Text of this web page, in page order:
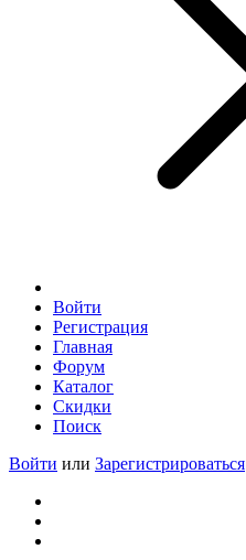
Войти
Регистрация
Главная
Форум
Каталог
Скидки
Поиск
Войти или Зарегистрироваться